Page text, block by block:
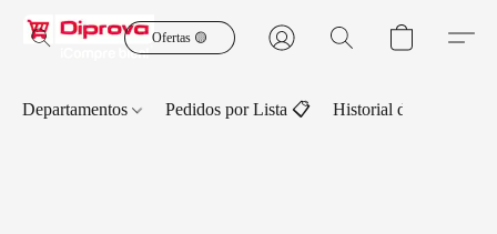
Ofertas 🟡
Departamentos Pedidos por Lista 📋 Historial de Pedidos